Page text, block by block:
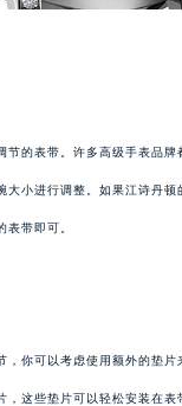
节的表带。许多高级手表品牌
大小进行调整。如果江诗丹顿
表带即可。
，你可以考虑使用额外的垫片
，这些垫片可以轻松安装在表